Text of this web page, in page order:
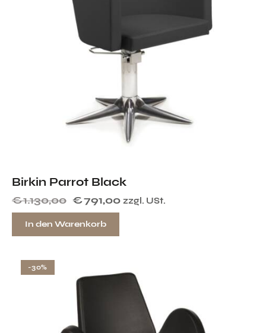
Birkin Parrot Black
€1.130,00 €791,00 zzgl. USt.
In den Warenkorb
-30%